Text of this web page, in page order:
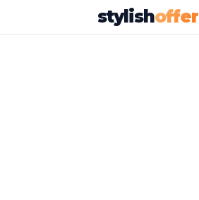
stylishoffer